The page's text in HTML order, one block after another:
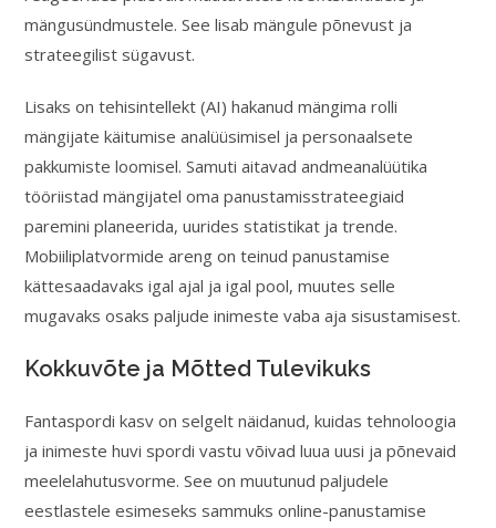
mängusündmustele. See lisab mängule põnevust ja
strateegilist sügavust.
Lisaks on tehisintellekt (AI) hakanud mängima rolli
mängijate käitumise analüüsimisel ja personaalsete
pakkumiste loomisel. Samuti aitavad andmeanalüütika
tööriistad mängijatel oma panustamisstrateegiaid
paremini planeerida, uurides statistikat ja trende.
Mobiiliplatvormide areng on teinud panustamise
kättesaadavaks igal ajal ja igal pool, muutes selle
mugavaks osaks paljude inimeste vaba aja sisustamisest.
Kokkuvõte ja Mõtted Tulevikuks
Fantaspordi kasv on selgelt näidanud, kuidas tehnoloogia
ja inimeste huvi spordi vastu võivad luua uusi ja põnevaid
meelelahutusvorme. See on muutunud paljudele
eestlastele esimeseks sammuks online-panustamise